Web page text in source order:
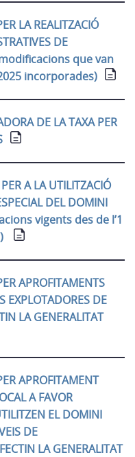
LA REALITZACIÓ
DE
modificacions que van
incorporades)
DE LA TAXA PER
A LA UTILITZACIÓ
DEL DOMINI
vigents des de l’1
APROFITAMENTS
EXPLOTADORES DE
LA GENERALITAT
APROFITAMENT
A FAVOR
EL DOMINI
DE
LA GENERALITAT